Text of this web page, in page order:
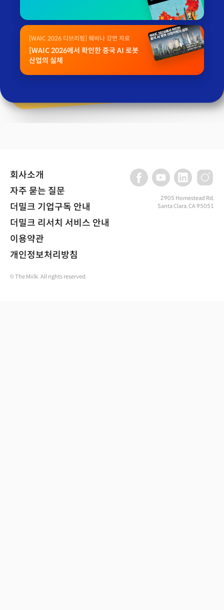
[WAIC 2026 디브리핑] 웨비나 강연 자료
[WAIC 2026에서 확인한 중국 AI 로봇
산업의 실체
회사소개
자주 묻는 질문
더밀크 기업구독 안내
더밀크 리서치 서비스 안내
이용약관
개인정보처리방침
2905 Homestead Rd,
Santa Clara, CA 95051
© The Miilk. All rights reserved.